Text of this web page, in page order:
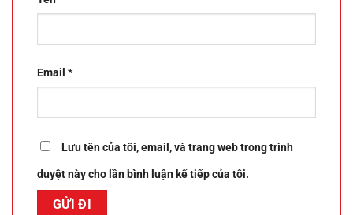
Email *
Lưu tên của tôi, email, và trang web trong trình
duyệt này cho lần bình luận kế tiếp của tôi.